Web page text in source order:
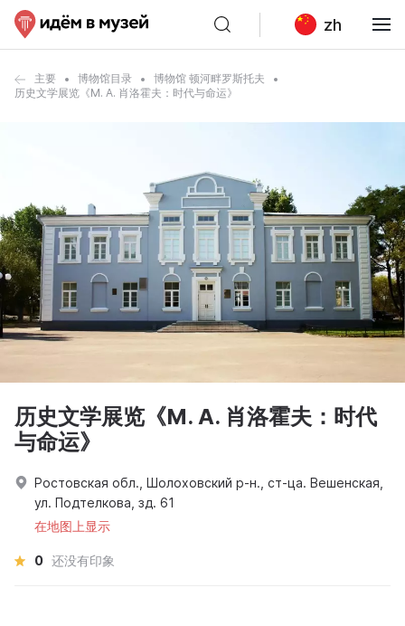
zh
主要 博物馆目录
博物馆 顿河畔罗斯托夫
历史文学展览《M. A. 肖洛霍夫：时代与命运》
历史文学展览《M. A. 肖洛霍夫：时代
与命运》
Ростовская обл., Шолоховский р-н., ст-ца. Вешенская,
ул. Подтелкова, зд. 61
在地图上显示
0 还没有印象